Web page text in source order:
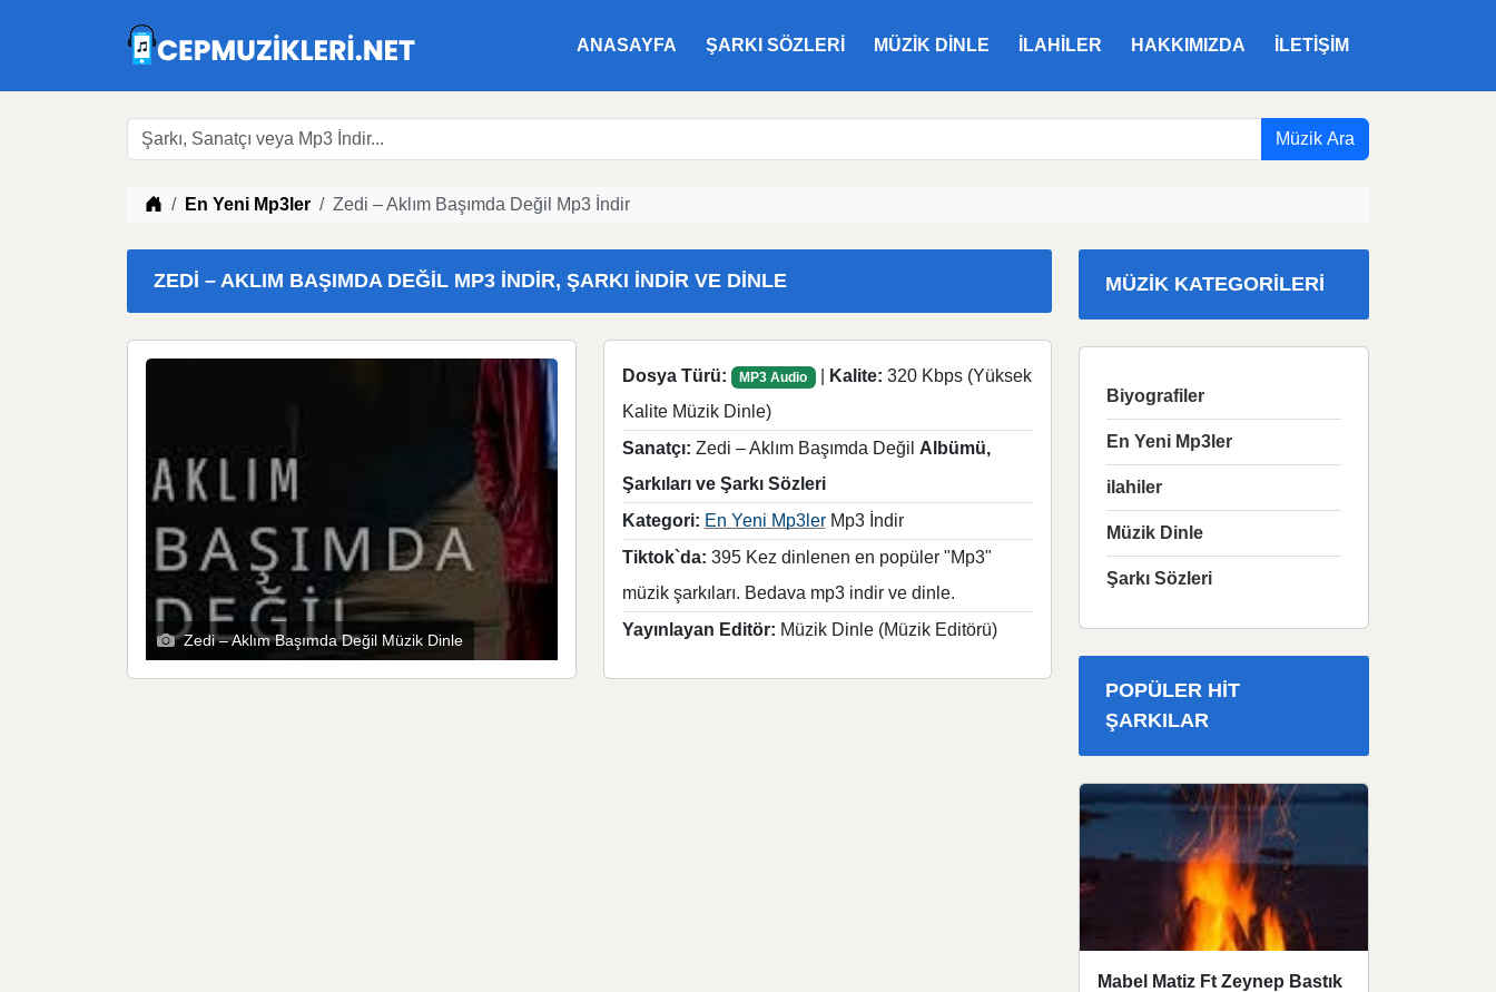
ANASAYFA ŞARKI SÖZLERI MÜZIK DINLE ILAHILER HAKKIMIZDA İLETIŞIM
Müzik Ara
Müzik indir
En Yeni Mp3ler Zedi – Aklım Başımda Değil Mp3 İndir
ZEDI – AKLIM BAŞIMDA DEĞIL MP3 İNDIR, ŞARKI İNDIR VE DINLE
Zedi – Aklım Başımda Değil Müzik Dinle
Dosya Türü: MP3 Audio Kalite: 320 Kbps (Yüksek
Kalite Müzik Dinle)
Sanatçı: Zedi – Aklım Başımda Değil Albümü,
Şarkıları ve Şarkı Sözleri
Kategori: En Yeni Mp3lerMp3 İndir
Tiktok`da: 395 Kez dinlenen en popüler "Mp3"
müzik şarkıları. Bedava mp3 indir ve dinle.
Yayınlayan Editör: Müzik Dinle (Müzik Editörü)
MÜZIK KATEGORILERI
Biyografiler
En Yeni Mp3ler
ilahiler
Müzik Dinle
Şarkı Sözleri
POPÜLER HIT
ŞARKILAR
Mabel Matiz Ft Zeynep Bastık